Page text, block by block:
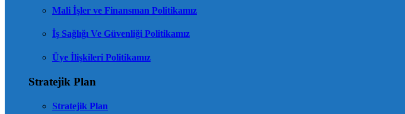
Mali İşler ve Finansman Politikamız
İş Sağlığı Ve Güvenliği Politikamız
Üye İlişkileri Politikamız
Stratejik Plan
Stratejik Plan